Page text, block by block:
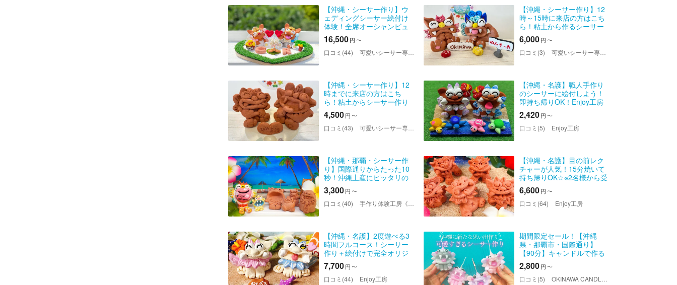
【沖縄・シーサー作り】ウ
ェディングシーサー絵付け
体験！全席オーシャンビュ
ー美ら海水族館まで車で1
分！赤ちゃん連れ＆マタニ
ティ歓迎！
16,500円 〜
口コミ(44) 可愛いシーサー専門店 まいまいシーサー
【沖縄・シーサー作り】12
時～15時に来店の方はこち
ら！粘土から作るシーサー
作り体験！全席オーシャン
ビュー＆美ら海水族館まで
車で1分！当日すぐ持ち帰り
6,000円 〜
口コミ(3) 可愛いシーサー専門店 まいまいシーサー
【沖縄・シーサー作り】12
時までに来店の方はこち
ら！粘土からシーサー作り
体験！全席オーシャンビュ
ー美ら海水族館まで車で1
分！当日すぐ持ち帰りOK！
4,500円 〜
口コミ(43) 可愛いシーサー専門店 まいまいシーサー
【沖縄・名護】職人手作り
のシーサーに絵付しよう！
即持ち帰りOK！Enjoy工房
だけのオリジナルシーサー
☆
2,420円 〜
口コミ(5) Enjoy工房
【沖縄・那覇・シーサー作
り】国際通りからたった10
秒！沖縄土産にピッタリの
シーサー作り
3,300円 〜
口コミ(40) 手作り体験工房《てぃあんだー》
【沖縄・名護】目の前レク
チャーが人気！15分焼いて
持ち帰りOK☆※2名様から受
付
6,600円 〜
口コミ(64) Enjoy工房
【沖縄・名護】2度遊べる3
時間フルコース！シーサー
作り＋絵付けで完全オリジ
ナルシーサーを作ろう！
7,700円 〜
口コミ(44) Enjoy工房
期間限定セール！【沖縄
県・那覇市・国際通り】
【90分】キャンドルで作る
可愛すぎるシーサー手作り
体験‼★旅の思い出にぴった
り！【カップル、女性同
2,800円 〜
口コミ(5) OKINAWA CANDLE LABO